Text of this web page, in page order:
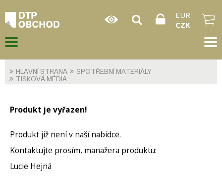
EUR
CZK
HLAVNÍ STRANA
SPOTŘEBNÍ MATERIÁLY
TISKOVÁ MÉDIA
Produkt je vyřazen!
Produkt již není v naší nabídce.
Kontaktujte prosím, manažera produktu:
Lucie Hejná